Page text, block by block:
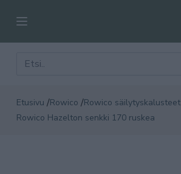
Etusivu /Rowico /Rowico säilytyskalusteet
Rowico Hazelton senkki 170 ruskea